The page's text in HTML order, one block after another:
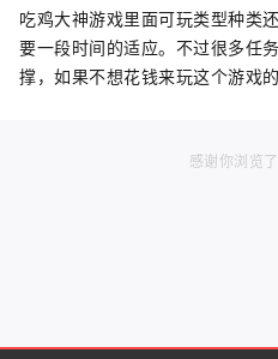
吃鸡大神游戏里面可玩类型种类
要一段时间的适应。不过很多任
撑，如果不想花钱来玩这个游戏
感谢你浏览